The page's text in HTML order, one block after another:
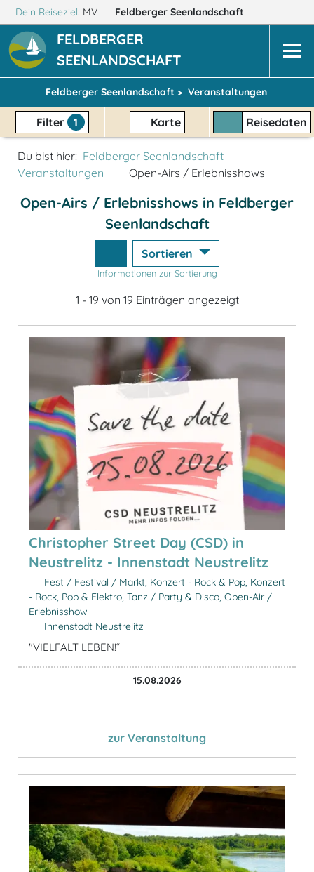
Dein Reiseziel: MV Feldberger Seenlandschaft
FELDBERGER
SEENLANDSCHAFT
Feldberger Seenlandschaft > Veranstaltungen
Filter 1 Karte Reisedaten
Du bist hier: Feldberger Seenlandschaft
Veranstaltungen
Open-Airs / Erlebnisshows
Open-Airs / Erlebnisshows in Feldberger
Seenlandschaft
Sortieren
Informationen zur Sortierung
1 - 19 von 19 Einträgen angezeigt
Christopher Street Day (CSD) in
Neustrelitz - Innenstadt Neustrelitz
Fest / Festival / Markt, Konzert - Rock & Pop, Konzert
- Rock, Pop & Elektro, Tanz / Party & Disco, Open-Air /
Erlebnisshow
Innenstadt Neustrelitz
"VIELFALT LEBEN!“
15.08.2026
zur Veranstaltung